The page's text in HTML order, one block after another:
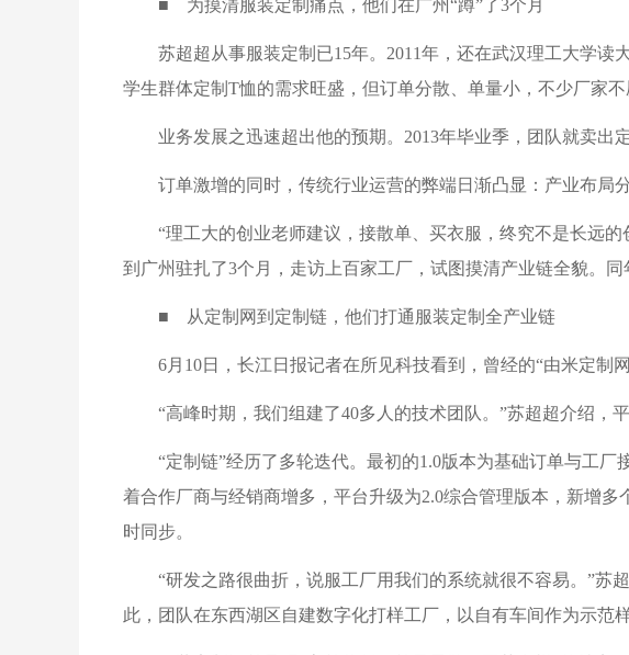
■ 为摸清服装定制痛点，他们在广州“蹲”了3个月
苏超超从事服装定制已15年。2011年，还在武汉理工大学
学生群体定制T恤的需求旺盛，但订单分散、单量小，不少厂家
业务发展之迅速超出他的预期。2013年毕业季，团队就卖出
订单激增的同时，传统行业运营的弊端日渐凸显：产业布局
“理工大的创业老师建议，接散单、买衣服，终究不是长远
到广州驻扎了3个月，走访上百家工厂，试图摸清产业链全貌。
■ 从定制网到定制链，他们打通服装定制全产业链
6月10日，长江日报记者在所见科技看到，曾经的“由米定制
“高峰时期，我们组建了40多人的技术团队。”苏超超介绍，
“定制链”经历了多轮迭代。最初的1.0版本为基础订单与工
着合作厂商与经销商增多，平台升级为2.0综合管理版本，新增
时同步。
“研发之路很曲折，说服工厂用我们的系统就很不容易。”苏
此，团队在东西湖区自建数字化打样工厂，以自有车间作为示范